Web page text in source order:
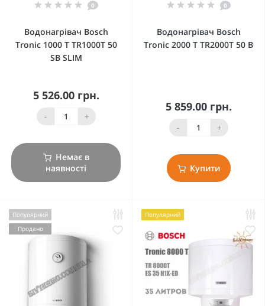
0
Водонагрівач Bosch
Tronic 1000 T TR1000T 50
SB SLIM
5 526.00 грн.
- +
Немає в
наявності
0
Водонагрівач Bosch
Tronic 2000 Т TR2000T 50 B
5 859.00 грн.
- +
Купити
Популярний
Продано
Популярний